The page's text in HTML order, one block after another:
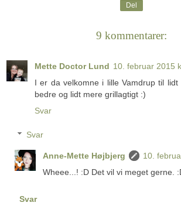
Del
9 kommentarer:
Mette Doctor Lund 10. februar 2015
I er da velkomne i lille Vamdrup til
bedre og lidt mere grillagtigt :)
Svar
Svar
Anne-Mette Højbjerg
10.
Wheee...! :D Det vil vi meget gerne.
Svar